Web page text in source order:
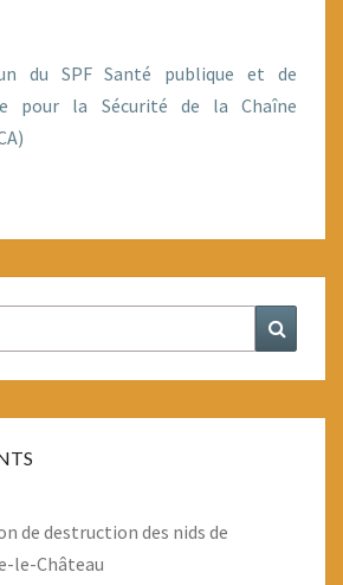
du SPF Santé publique et de
pour la Sécurité de la Chaîne
de destruction des nids de
le-Château